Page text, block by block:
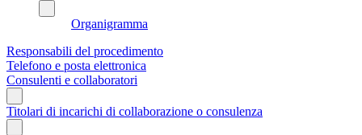
Organigramma
Responsabili del procedimento
Telefono e posta elettronica
Consulenti e collaboratori
Titolari di incarichi di collaborazione o consulenza